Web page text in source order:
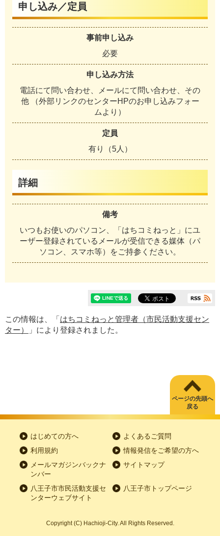
申し込み／定員
事前申し込み
必要
申し込み方法
電話にて問い合わせ、メールにて問い合わせ、その
他 （外部リンクのセンターHPのお申し込みフォー
ムより）
定員
有り（5人）
詳細
備考
いつもお使いのパソコン、「はちコミねっと」にユ
ーザー登録されているメールが受信できる媒体（パ
ソコン、スマホ等）をご持参ください。
この情報は、「 はちコミねっと管理者（市民活動支援セン
ター）
」により登録されました。
ページの先頭へ
戻る
はじめての方へ
よくあるご質問
利用規約
情報発信をご希望の方へ
メールマガジンバックナ
ンバー
サイトマップ
八王子市市民活動支援セ
ンターウェブサイト
八王子市トップページ
Copyright(C) Hachioji-City. All Rights Reserved.